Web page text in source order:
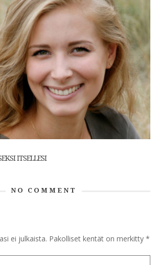
ITSELLESI
NO COMMENT
ei julkaista. Pakolliset kentät on merkitty *